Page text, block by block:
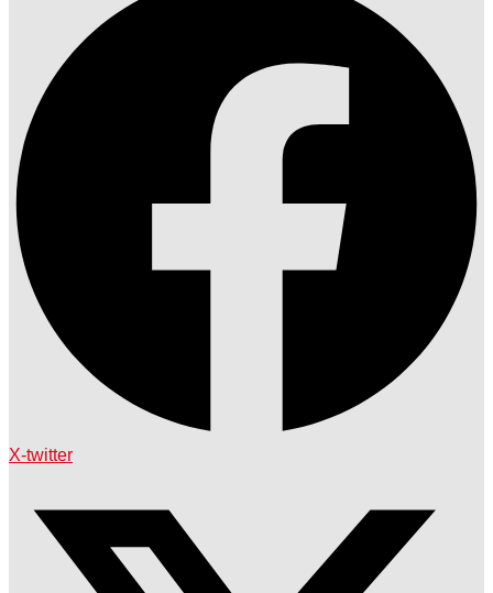
X-twitter